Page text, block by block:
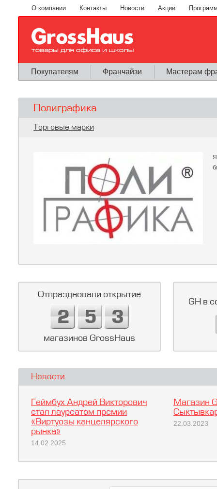
Перейти к основному содержанию
О компании Контакты Новости Акции
Покупателям Франчайзи Мастерам
Полиграфика
Вы здесь
Торговые марки
Отпраздновали открытие
магазинов GrossHaus
GH в
Новости
Геймбух Андрей Викторович
стал лауреатом премии
«Виртуозы канцелярского
рынка»
14.02.2025
Магазин
22.03.2023